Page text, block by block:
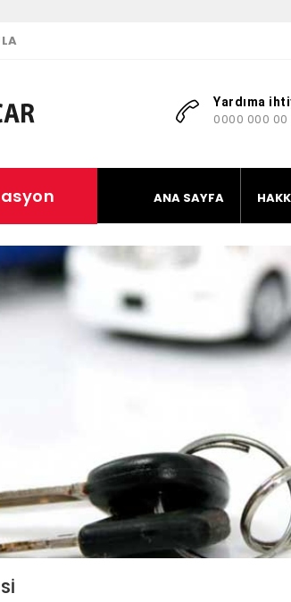
Yardıma
0000 000 00
ANA SAYFA